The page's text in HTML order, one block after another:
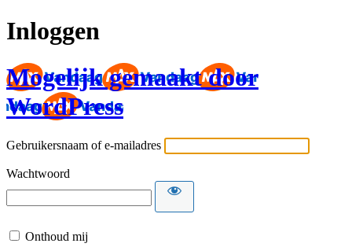
Inloggen
Mogelijk gemaakt door
WordPress
Gebruikersnaam of e-mailadres
Wachtwoord
Onthoud mij